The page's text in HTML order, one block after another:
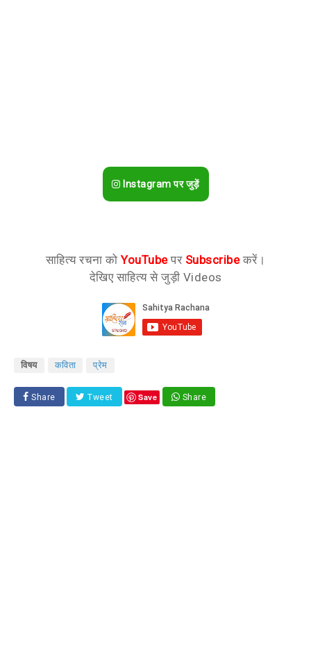
Instagram पर जुड़ें
साहित्य रचना कोYouTubeपर Subscribeकरें।
देखिए साहित्य से जुड़ी Videos
विषय कविता प्रेम
Share Tweet Save Share